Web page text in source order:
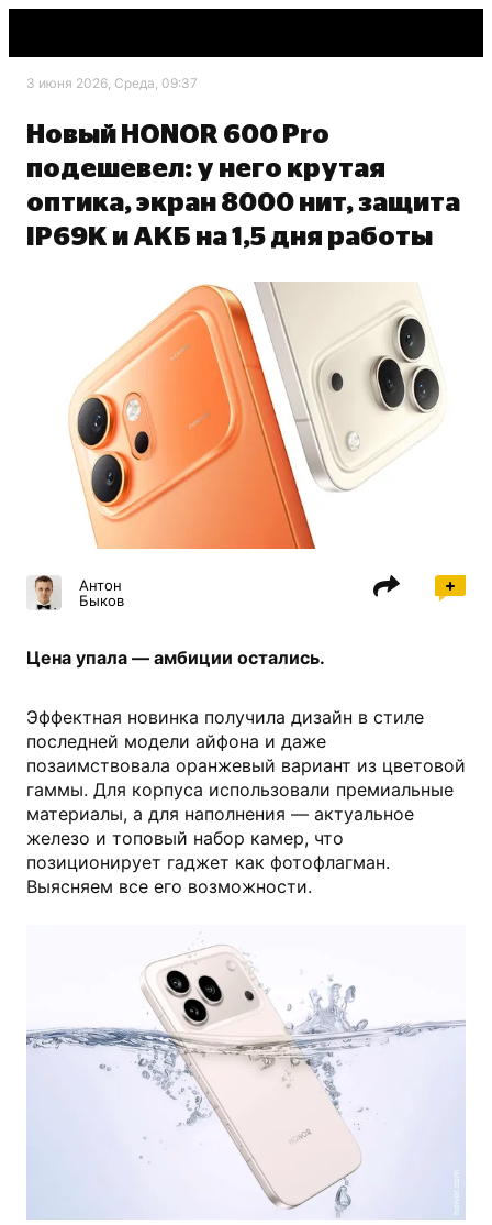
3 июня 2026, Среда, 09:37
Новый HONOR 600 Pro
подешевел: у него крутая
оптика, экран 8000 нит, защита
IP69K и АКБ на 1,5 дня работы
Антон
Быков
Цена упала — амбиции остались.
Эффектная новинка получила дизайн в стиле
последней модели айфона и даже
позаимствовала оранжевый вариант из цветовой
гаммы. Для корпуса использовали премиальные
материалы, а для наполнения — актуальное
железо и топовый набор камер, что
позиционирует гаджет как фотофлагман.
Выясняем все его возможности.
honor.com